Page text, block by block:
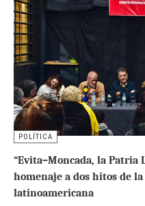
POLÍTICA
“Evita–Moncada, la Patria
homenaje a dos hitos de
latinoamericana